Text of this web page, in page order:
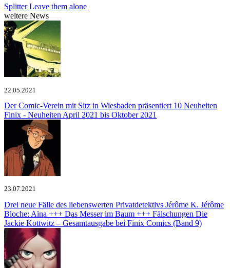
SplitterLeave them alone
weitere News
22.05.2021
Der Comic-Verein mit Sitz in Wiesbaden präsentiert 10 Neuheiten
Finix - Neuheiten April 2021 bis Oktober 2021
23.07.2021
Drei neue Fälle des liebenswerten Privatdetektivs Jérôme K. Jérôme
Bloche: Aïna +++ Das Messer im Baum +++ Fälschungen Die
Jackie Kottwitz – Gesamtausgabe bei Finix Comics (Band 9)